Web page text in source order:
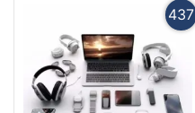
437